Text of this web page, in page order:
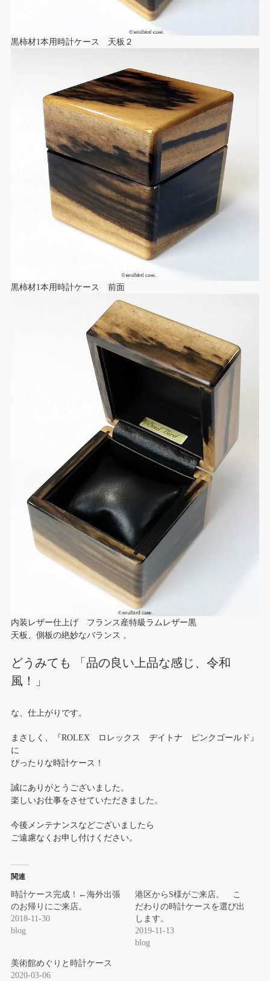
黒柿材1本用時計ケース 天板２
黒柿材1本用時計ケース 前面
内装レザー仕上げ フランス産特級ラムレザー黒
天板、側板の絶妙なバランス 。
どうみても 「品の良い上品な感じ、令和
風！」
な、仕上がりです。
まさしく、『ROLEX ロレックス ヂイトナ ピンクゴールド』
に
ぴったりな時計ケース！
誠にありがとうございました。
楽しいお仕事をさせていただきました。
今後メンテナンスなどございましたら
ご遠慮なくお申し付けください。
関連
時計ケース完成！←海外出張
のお帰りにご来店。
2018-11-30
blog
港区からS様がご来店。 こ
だわりの時計ケースを選び出
します。
2019-11-13
blog
美術館めぐりと時計ケース
2020-03-06